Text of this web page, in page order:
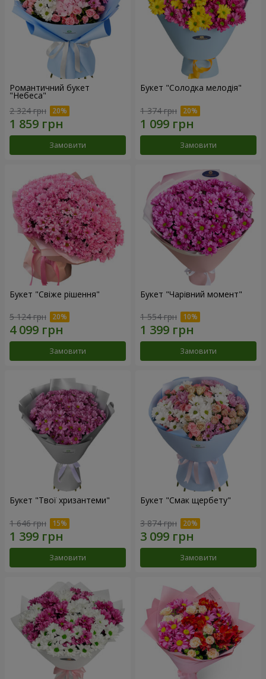
Романтичний букет
"Небеса"
2 324 грн
Замовити
Букет "Солодка мелодія"
1 374 грн
Замовити
Букет "Свіже рішення"
5 124 грн
Замовити
Букет "Чарівний момент"
1 554 грн
Замовити
Букет "Твої хризантеми"
1 646 грн
Замовити
Букет "Смак щербету"
3 874 грн
Замовити